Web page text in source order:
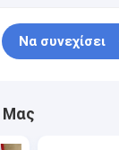
Να συνεχίσει
Μας